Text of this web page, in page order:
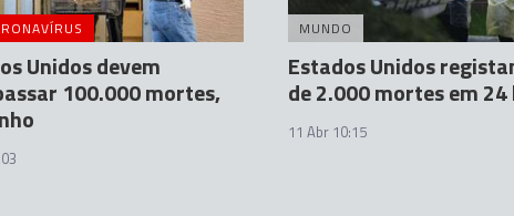
Unidos devem
100.000 mortes,
MUNDO
Estados Unidos
de 2.000 mortes em
11 Abr 10:15